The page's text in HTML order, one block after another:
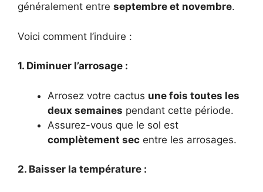
généralement entre septembre et novembre.
Voici comment l’induire :
1. Diminuer l’arrosage :
Arrosez votre cactus une fois toutes les
deux semaines pendant cette période.
Assurez-vous que le sol est
complètement sec entre les arrosages.
2. Baisser la température :